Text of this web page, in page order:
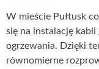
W mieście Pułtusk
się na instalację
ogrzewania. Dzięki
równomierne